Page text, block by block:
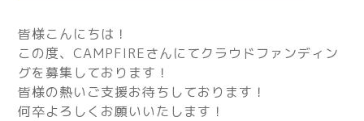
皆様こんにちは！
この度、CAMPFIREさんにてクラウドファンディン
グを募集しております！
皆様の熱いご支援お待ちしております！
何卒よろしくお願いいたします！